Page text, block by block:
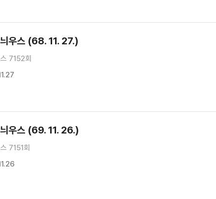
우스 (68. 11. 27.)
7152회
우스 (69. 11. 26.)
7151회